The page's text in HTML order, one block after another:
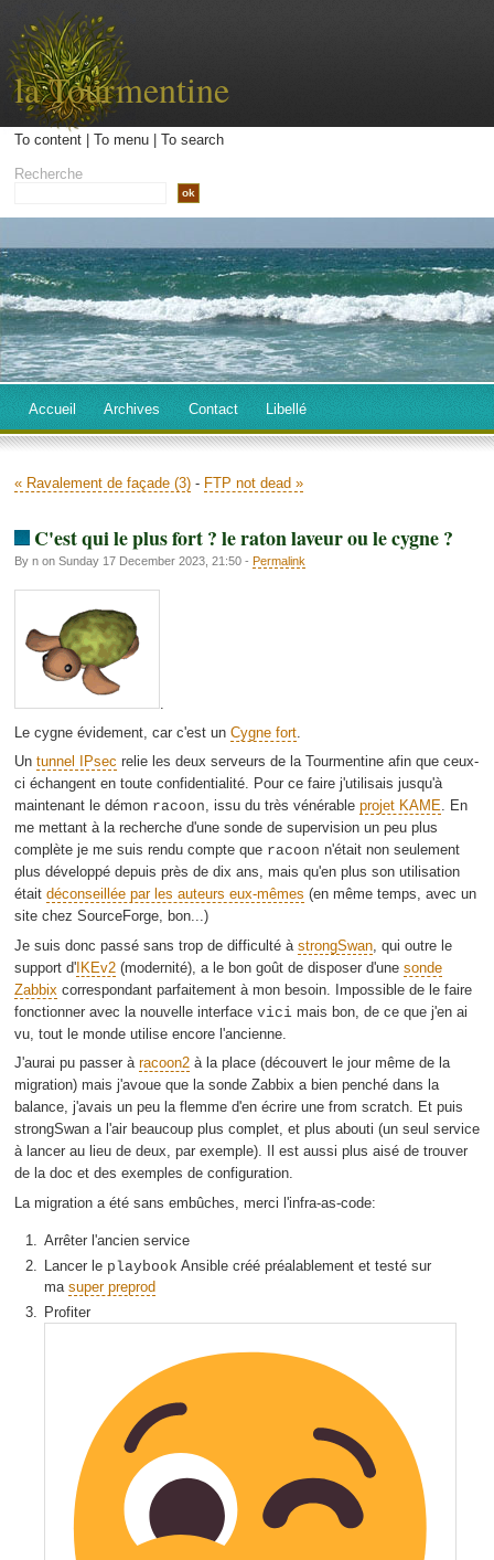
la Tourmentine
To content| To menu| To search
Recherche
Accueil Archives Contact Libellé
« Ravalement de façade (3) - FTP not dead »
C'est qui le plus fort ? le raton laveur ou le cygne ?
By n on Sunday 17 December 2023, 21:50 - Permalink
Le cygne évidement, car c'est un Cygne fort.
Un tunnel IPsec relie les deux serveurs de la Tourmentine afin que ceux-
ci échangent en toute confidentialité. Pour ce faire j'utilisais jusqu'à
maintenant le démon racoon, issu du très vénérable projet KAME. En
me mettant à la recherche d'une sonde de supervision un peu plus
complète je me suis rendu compte que racoon n'était non seulement
plus développé depuis près de dix ans, mais qu'en plus son utilisation
était déconseillée par les auteurs eux-mêmes (en même temps, avec un
site chez SourceForge, bon...)
Je suis donc passé sans trop de difficulté à strongSwan, qui outre le
support d'IKEv2(modernité), a le bon goût de disposer d'une sonde
Zabbix correspondant parfaitement à mon besoin. Impossible de le faire
fonctionner avec la nouvelle interface vici mais bon, de ce que j'en ai
vu, tout le monde utilise encore l'ancienne.
J'aurai pu passer à racoon2à la place (découvert le jour même de la
migration) mais j'avoue que la sonde Zabbix a bien penché dans la
balance, j'avais un peu la flemme d'en écrire une from scratch. Et puis
strongSwan a l'air beaucoup plus complet, et plus abouti (un seul service
à lancer au lieu de deux, par exemple). Il est aussi plus aisé de trouver
de la doc et des exemples de configuration.
La migration a été sans embûches, merci l'infra-as-code:
Arrêter l'ancien service
Lancer le playbook Ansible créé préalablement et testé sur
masuper preprod
Profiter